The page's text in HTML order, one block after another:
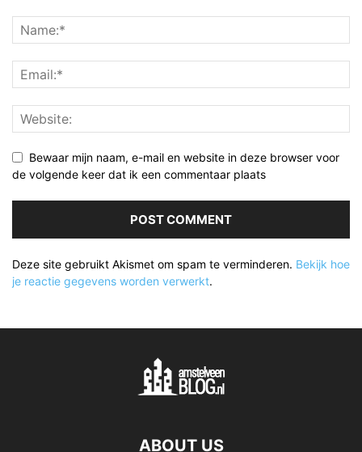
Bewaar mijn naam, e-mail en website in deze browser voor
de volgende keer dat ik een commentaar plaats
Deze site gebruikt Akismet om spam te verminderen. Bekijk hoe
je reactie gegevens worden verwerkt.
ABOUT US